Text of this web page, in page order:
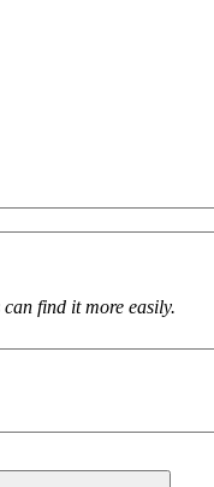
find it more easily.